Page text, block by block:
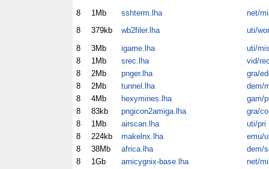
8
1Mb sshterm.lha
net/
8
379kb wb2filer.lha
uti/wor
8
3Mb igame.lha
uti/
8
1Mb srec.lha
vid/
8
2Mb pnger.lha
gra/
8
2Mb tunnel.lha
dem/
8
4Mb hexymines.lha
gam/
8
83kb pngicon2amiga.lha
gra/
8
1Mb airscan.lha
uti/pri
8
224kb makelnx.lha
emu/
8
38Mb africa.lha
dem/
8
1Gb amicygnix-base.lha
net/